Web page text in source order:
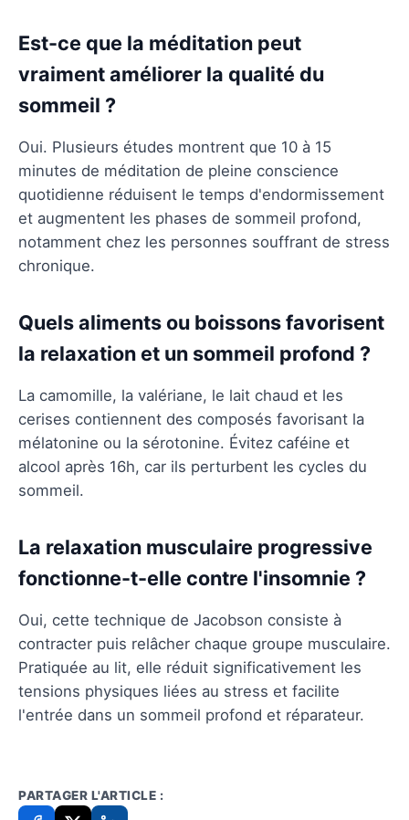
Est-ce que la méditation peut
vraiment améliorer la qualité du
sommeil ?
Oui. Plusieurs études montrent que 10 à 15
minutes de méditation de pleine conscience
quotidienne réduisent le temps d'endormissement
et augmentent les phases de sommeil profond,
notamment chez les personnes souffrant de stress
chronique.
Quels aliments ou boissons favorisent
la relaxation et un sommeil profond ?
La camomille, la valériane, le lait chaud et les
cerises contiennent des composés favorisant la
mélatonine ou la sérotonine. Évitez caféine et
alcool après 16h, car ils perturbent les cycles du
sommeil.
La relaxation musculaire progressive
fonctionne-t-elle contre l'insomnie ?
Oui, cette technique de Jacobson consiste à
contracter puis relâcher chaque groupe musculaire.
Pratiquée au lit, elle réduit significativement les
tensions physiques liées au stress et facilite
l'entrée dans un sommeil profond et réparateur.
PARTAGER L'ARTICLE :